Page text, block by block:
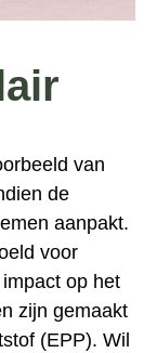
van
de
aanpakt.
voor
op het
zijn gemaakt
(EPP). Wil